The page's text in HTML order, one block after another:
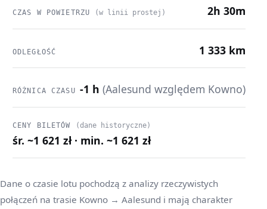
CZAS W POWIETRZU (w linii prostej) 2h 30m
ODLEGŁOŚĆ 1 333 km
RÓŻNICA CZASU -1 h(Aalesund względem Kowno)
CENY BILETÓW (dane historyczne)
śr. ~1 621 zł · min. ~1 621 zł
Dane o czasie lotu pochodzą z analizy rzeczywistych
połączeń na trasie Kowno → Aalesund i mają charakter